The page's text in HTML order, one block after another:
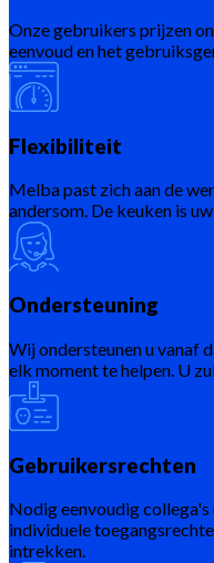
Onze gebruikers prijzen
eenvoud en het
Flexibiliteit
Melba past zich aan de
andersom. De keuken is
Ondersteuning
Wij ondersteunen u vanaf
elk moment te helpen. U
Gebruikersrechten
Nodig eenvoudig
individuele
intrekken.